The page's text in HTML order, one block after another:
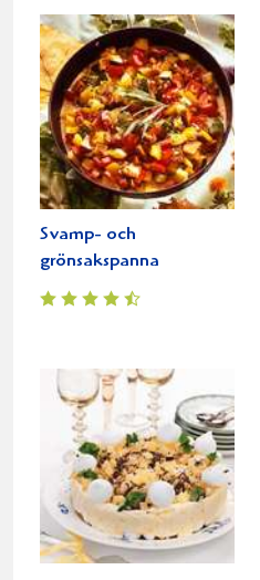
Svamp- och
grönsakspanna